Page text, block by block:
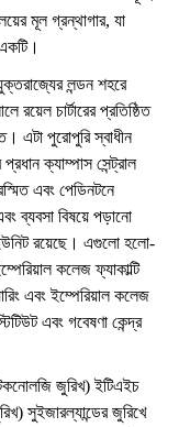
মূল গ্রন্থাগার, যা
লন্ডন শহরে
রয়েল চার্টারের প্রতিষ্ঠিত
এটা পুরোপুরি স্বাধীন
ক্যাম্পাস সেন্ট্রাল
এবং পেডিনটনে
ব্যবসা বিষয়ে পড়ানো
রয়েছে। এগুলো হলো-
কলেজ ফ্যাকাল্টি
এবং ইম্পেরিয়াল কলেজ
এবং গবেষণা কেন্দ্র
জুরিখ) ইটিএইচ
সুইজারল্যান্ডের জুরিখে